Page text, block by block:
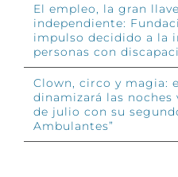
El empleo, la gran
independiente:
impulso decidido a la
personas con
Clown, circo y magia:
dinamizará las noches
de julio con su
Ambulantes”